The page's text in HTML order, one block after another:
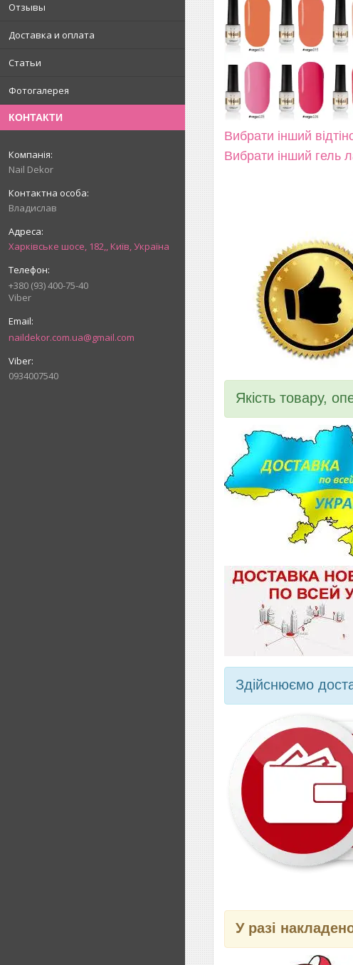
Отзывы
Доставка и оплата
Статьи
Фотогалерея
КОНТАКТИ
Nail Dekor
Владислав
Харківське шосе, 182,, Київ, Україна
+380 (93) 400-75-40
Viber
naildekor.com.ua@gmail.com
0934007540
Вибрати інший
Вибрати інший гель
Якість товару,
Здійснюємо
У разі